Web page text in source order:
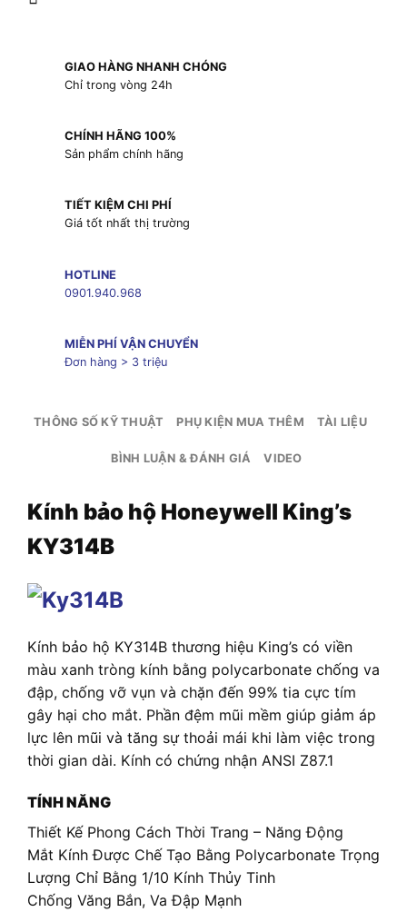
GIAO HÀNG NHANH CHÓNG
Chỉ trong vòng 24h
CHÍNH HÃNG 100%
Sản phẩm chính hãng
TIẾT KIỆM CHI PHÍ
Giá tốt nhất thị trường
HOTLINE
0901.940.968
MIỄN PHÍ VẬN CHUYỂN
Đơn hàng > 3 triệu
THÔNG SỐ KỸ THUẬT PHỤ KIỆN MUA THÊM TÀI LIỆU
BÌNH LUẬN & ĐÁNH GIÁ VIDEO
Kính bảo hộ Honeywell King’s
KY314B
Kính bảo hộ KY314B thương hiệu King’s có viền
màu xanh tròng kính bằng polycarbonate chống va
đập, chống vỡ vụn và chặn đến 99% tia cực tím
gây hại cho mắt. Phần đệm mũi mềm giúp giảm áp
lực lên mũi và tăng sự thoải mái khi làm việc trong
thời gian dài. Kính có chứng nhận ANSI Z87.1
TÍNH NĂNG
Thiết Kế Phong Cách Thời Trang – Năng Động
Mắt Kính Được Chế Tạo Bằng Polycarbonate Trọng
Lượng Chỉ Bằng 1/10 Kính Thủy Tinh
Chống Văng Bắn, Va Đập Mạnh